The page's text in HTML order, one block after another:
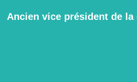
Ancien vice président de